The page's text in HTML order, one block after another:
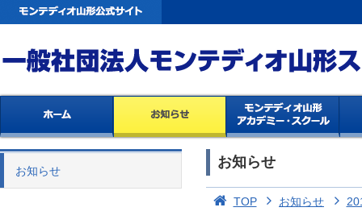
お知らせ
お知らせ
TOP お知らせ